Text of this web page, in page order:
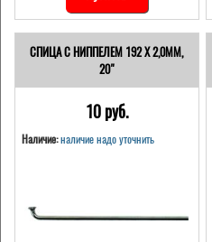
СПИЦА С НИППЕЛЕМ 192 Х 2,0ММ,
20"
10 pуб.
Наличие:наличие надо уточнить